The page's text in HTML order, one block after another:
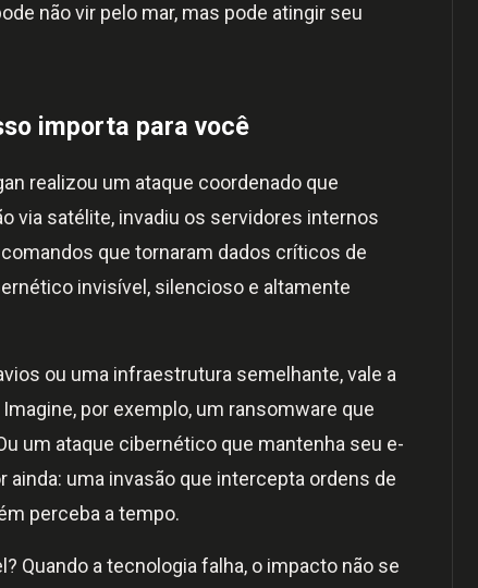
não vir pelo mar, mas pode atingir seu
importa para você
realizou um ataque coordenado que
via satélite, invadiu os servidores internos
que tornaram dados críticos de
invisível, silencioso e altamente
ou uma infraestrutura semelhante, vale a
por exemplo, um ransomware que
um ataque cibernético que mantenha seu e-
uma invasão que intercepta ordens de
perceba a tempo.
Quando a tecnologia falha, o impacto não se